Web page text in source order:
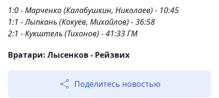
1:0 - Марченко (Калабушкин, Николаев) - 10:45
1:1 - Лыпкань (Кокуёв, Михайлов) - 36:58
2:1 - Кукштель (Тихонов) - 41:33 ГМ
Вратари: Лысенков - Рейзвих
Поделитесь новостью